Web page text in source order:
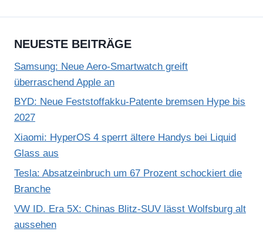
NEUESTE BEITRÄGE
Samsung: Neue Aero-Smartwatch greift
überraschend Apple an
BYD: Neue Feststoffakku-Patente bremsen Hype bis
2027
Xiaomi: HyperOS 4 sperrt ältere Handys bei Liquid
Glass aus
Tesla: Absatzeinbruch um 67 Prozent schockiert die
Branche
VW ID. Era 5X: Chinas Blitz-SUV lässt Wolfsburg alt
aussehen